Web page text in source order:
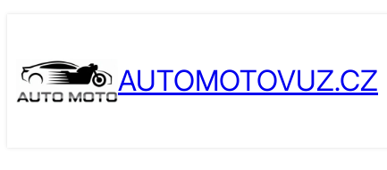
obsah
content
AUTOMOTOVUZ.CZ